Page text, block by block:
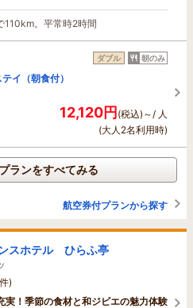
。平常時2時間
ダブル 朝のみ
イ（朝食付）
12,120円(税込)～/ 人
(大人2名利用時)
ランをすべてみる
航空券付プランから探す
スホテル ひらふ亭
)
実！季節の食材と和ジビエの魅力体験